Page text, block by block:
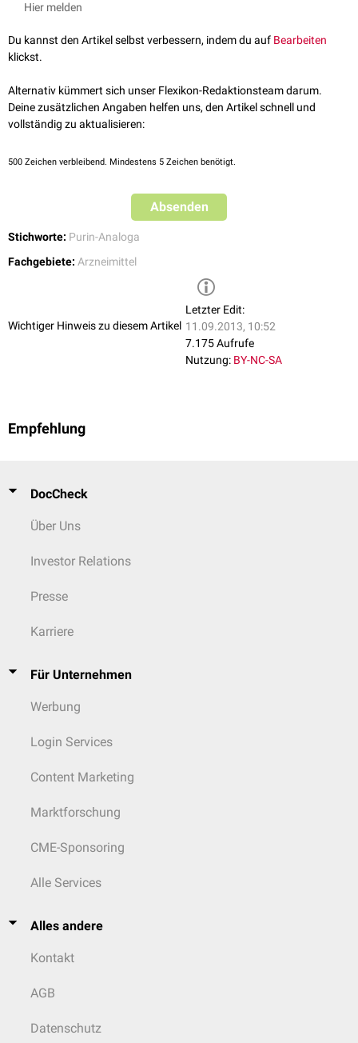
Hier melden
Du kannst den Artikel selbst verbessern, indem du auf Bearbeiten
klickst.
Alternativ kümmert sich unser Flexikon-Redaktionsteam darum.
Deine zusätzlichen Angaben helfen uns, den Artikel schnell und
vollständig zu aktualisieren:
500 Zeichen verbleibend. Mindestens 5 Zeichen benötigt.
Absenden
Stichworte: Purin-Analoga
Fachgebiete: Arzneimittel
Wichtiger Hinweis zu diesem Artikel
Letzter Edit:
11.09.2013, 10:52
7.175 Aufrufe
Nutzung: BY-NC-SA
Empfehlung
DocCheck
Über Uns
Investor Relations
Presse
Karriere
Für Unternehmen
Werbung
Login Services
Content Marketing
Marktforschung
CME-Sponsoring
Alle Services
Alles andere
Kontakt
AGB
Datenschutz